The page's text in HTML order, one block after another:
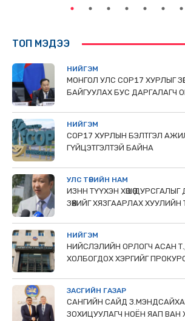
ТОП МЭДЭЭ
НИЙГЭМ
МОНГОЛ УЛС СОР17 ХУРЛЫГ
БАЙГУУЛАХ БУС ДАРГАЛАГЧ
НИЙГЭМ
COP17 ХУРЛЫН БЭЛТГЭЛ
ГҮЙЦЭТГЭЛТЭЙ БАЙНА
УЛС ТӨРИЙН НАМ
ИЗНН ТҮҮХЭН ХӨШӨӨ
ЗӨӨХИЙГ ХЯЗГААРЛАХ ХУУЛИЙН
НИЙГЭМ
НИЙСЛЭЛИЙН ОРЛОГЧ АСАН
ХОЛБОГДОХ ХЭРГИЙГ
ЗАСГИЙН ГАЗАР
САНГИЙН САЙД
ЗОХИЦУУЛАГЧ НОЁН ЯАП ВАН